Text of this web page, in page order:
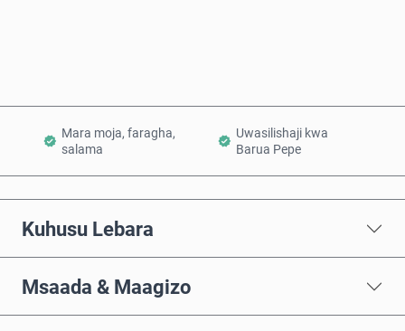
Mara moja, faragha,
salama
Uwasilishaji kwa
Barua Pepe
Kuhusu Lebara
Msaada & Maagizo